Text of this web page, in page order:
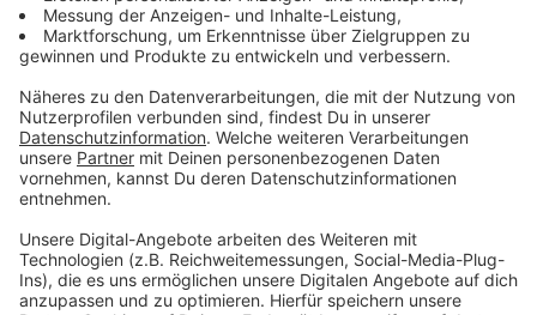
freien Strecke. Autofahrer übersahen Radler im
Schattenwurf von Bäumen oder tief stehender Sonne
und überproportional oft kam es in der Dämmerung zu
Unfällen. Und das überwiegend bei mehr als 70
Stundenkilometern. Dieses Szenario sollte der
Crashtest simulieren.
Anzeige
Anzeige